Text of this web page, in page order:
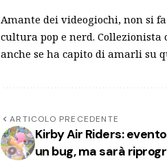
Amante dei videogiochi, non si
cultura pop e nerd.
anche se ha capito di amarli su
ARTICOLO PRECEDENTE
Kirby Air Riders:
un bug, ma sarà